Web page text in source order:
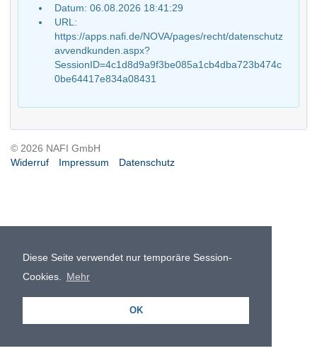
Diese Seite verwendet nur temporäre Session-
Cookies.
Mehr
OK
Datum: 06.08.2026 18:41:29
URL:
https://apps.nafi.de/NOVA/pages/recht/datenschutz
avvendkunden.aspx?
SessionID=4c1d8d9a9f3be085a1cb4dba723b474c
0be64417e834a08431
© 2026 NAFI GmbH
Widerruf
Impressum Datenschutz